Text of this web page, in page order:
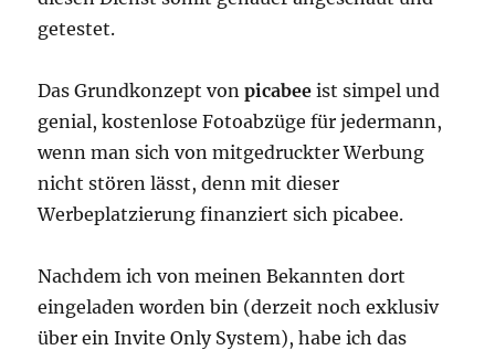
getestet.
Das Grundkonzept vonpicabee ist simpel und
genial, kostenlose Fotoabzüge für jedermann,
wenn man sich von mitgedruckter Werbung
nicht stören lässt, denn mit dieser
Werbeplatzierung finanziert sich picabee.
Nachdem ich von meinen Bekannten dort
eingeladen worden bin (derzeit noch exklusiv
über ein Invite Only System), habe ich das